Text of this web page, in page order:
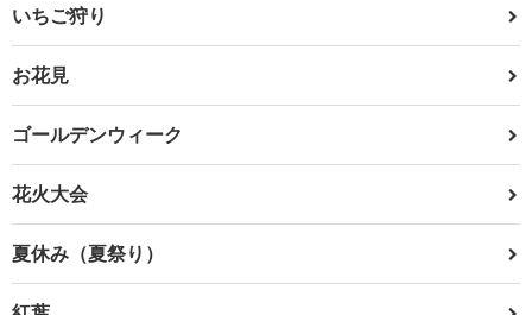
いちご狩り
お花見
ゴールデンウィーク
花火大会
夏休み（夏祭り）